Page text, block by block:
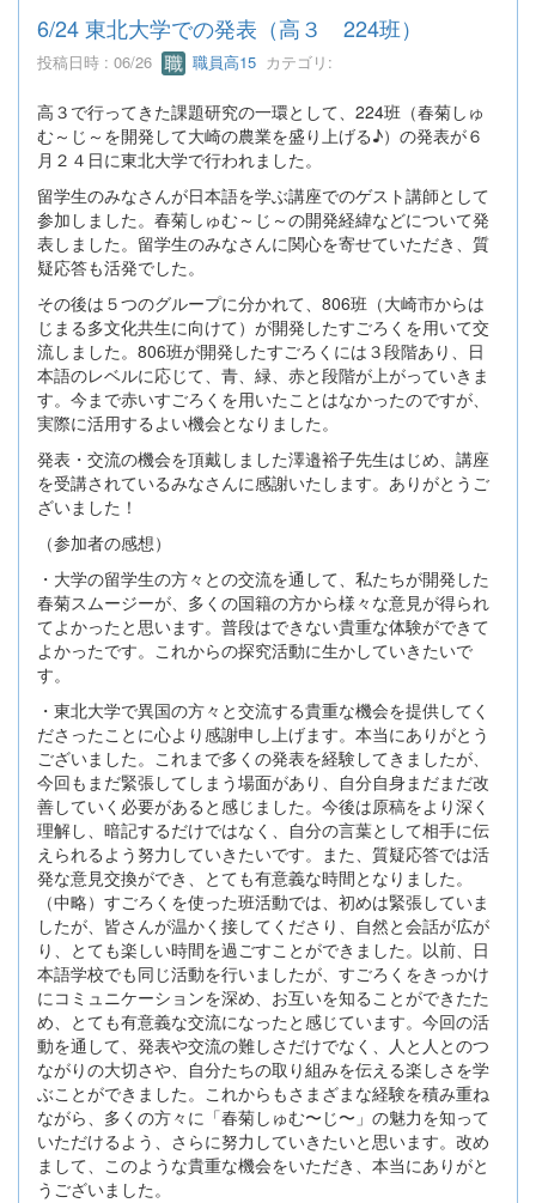
6/24 東北大学での発表（高３ 224班）
投稿日時 : 06/26 職員高15 カテゴリ:
高３で行ってきた課題研究の一環として、224班（春菊しゅ
む～じ～を開発して大崎の農業を盛り上げる♪）の発表が６
月２４日に東北大学で行われました。
留学生のみなさんが日本語を学ぶ講座でのゲスト講師として
参加しました。春菊しゅむ～じ～の開発経緯などについて発
表しました。留学生のみなさんに関心を寄せていただき、質
疑応答も活発でした。
その後は５つのグループに分かれて、806班（大崎市からは
じまる多文化共生に向けて）が開発したすごろくを用いて交
流しました。806班が開発したすごろくには３段階あり、日
本語のレベルに応じて、青、緑、赤と段階が上がっていきま
す。今まで赤いすごろくを用いたことはなかったのですが、
実際に活用するよい機会となりました。
発表・交流の機会を頂戴しました澤邉裕子先生はじめ、講座
を受講されているみなさんに感謝いたします。ありがとうご
ざいました！
（参加者の感想）
・大学の留学生の方々との交流を通して、私たちが開発した
春菊スムージーが、多くの国籍の方から様々な意見が得られ
てよかったと思います。普段はできない貴重な体験ができて
よかったです。これからの探究活動に生かしていきたいで
す。
・東北大学で異国の方々と交流する貴重な機会を提供してく
ださったことに心より感謝申し上げます。本当にありがとう
ございました。これまで多くの発表を経験してきましたが、
今回もまだ緊張してしまう場面があり、自分自身まだまだ改
善していく必要があると感じました。今後は原稿をより深く
理解し、暗記するだけではなく、自分の言葉として相手に伝
えられるよう努力していきたいです。また、質疑応答では活
発な意見交換ができ、とても有意義な時間となりました。
（中略）すごろくを使った班活動では、初めは緊張していま
したが、皆さんが温かく接してくださり、自然と会話が広が
り、とても楽しい時間を過ごすことができました。以前、日
本語学校でも同じ活動を行いましたが、すごろくをきっかけ
にコミュニケーションを深め、お互いを知ることができたた
め、とても有意義な交流になったと感じています。今回の活
動を通して、発表や交流の難しさだけでなく、人と人とのつ
ながりの大切さや、自分たちの取り組みを伝える楽しさを学
ぶことができました。これからもさまざまな経験を積み重ね
ながら、多くの方々に「春菊しゅむ〜じ〜」の魅力を知って
いただけるよう、さらに努力していきたいと思います。改め
まして、このような貴重な機会をいただき、本当にありがと
うございました。